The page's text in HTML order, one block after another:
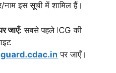
नाम इस सूची में शामिल हैं।
जाएँ: सबसे पहले ICG की
पर जाएँ।